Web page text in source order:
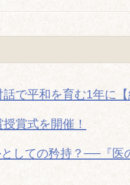
で平和を育む1年に
賞式を開催！
しての矜持？──『医